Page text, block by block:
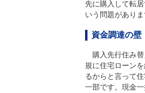
先に購入して転
いう問題がありま
資金調達の壁
購入先行住み替
規に住宅ローン
るからと言って
一部です。現金